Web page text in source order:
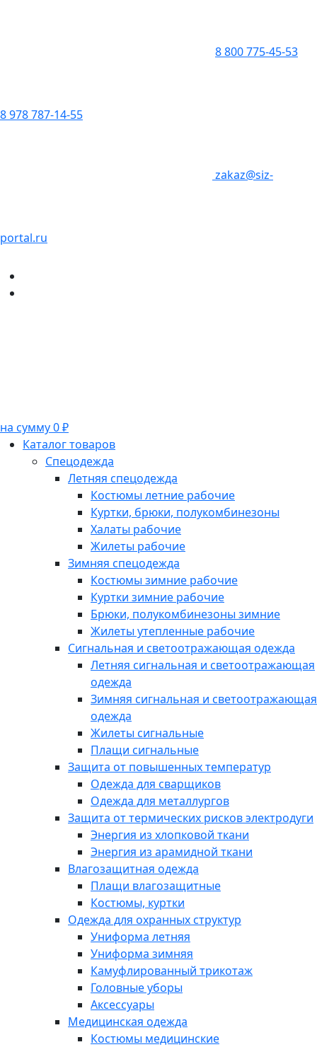
8 800 775-45-53
8 978 787-14-55
zakaz@siz-
portal.ru
на сумму 0 ₽
Каталог товаров
Спецодежда
Летняя спецодежда
Костюмы летние рабочие
Куртки, брюки, полукомбинезоны
Халаты рабочие
Жилеты рабочие
Зимняя спецодежда
Костюмы зимние рабочие
Куртки зимние рабочие
Брюки, полукомбинезоны зимние
Жилеты утепленные рабочие
Сигнальная и светоотражающая одежда
Летняя сигнальная и светоотражающая
одежда
Зимняя сигнальная и светоотражающая
одежда
Жилеты сигнальные
Плащи сигнальные
Защита от повышенных температур
Одежда для сварщиков
Одежда для металлургов
Защита от термических рисков электродуги
Энергия из хлопковой ткани
Энергия из арамидной ткани
Влагозащитная одежда
Плащи влагозащитные
Костюмы, куртки
Одежда для охранных структур
Униформа летняя
Униформа зимняя
Камуфлированный трикотаж
Головные уборы
Аксессуары
Медицинская одежда
Костюмы медицинские